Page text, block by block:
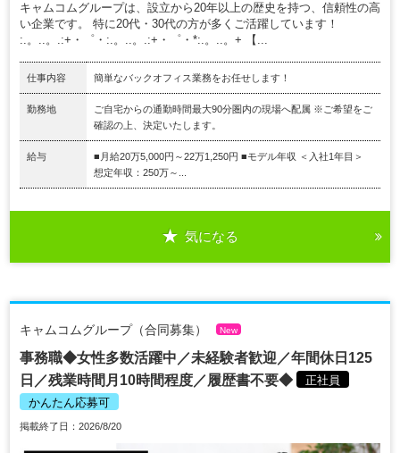
キャムコムグループは、設立から20年以上の歴史を持つ、信頼性の高
い企業です。 特に20代・30代の方が多くご活躍しています！
:.。..。.:+・゜・:.。..。.:+・゜・*:.。..。+ 【...
仕事内容 簡単なバックオフィス業務をお任せします！
勤務地
ご自宅からの通勤時間最大90分圏内の現場へ配属 ※ご希望をご
確認の上、決定いたします。
給与
■月給20万5,000円～22万1,250円 ■モデル年収 ＜入社1年目＞
想定年収：250万～...
気になる
キャムコムグループ（合同募集） New
事務職◆女性多数活躍中／未経験者歓迎／年間休日125
日／残業時間月10時間程度／履歴書不要◆
正社員
かんたん応募可
掲載終了日：2026/8/20